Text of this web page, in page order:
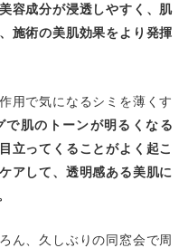
容成分が浸透しやすく、肌
施術の美肌効果をより発揮
用で気になるシミを薄くす
で肌のトーンが明るくなる
立ってくることがよく起こ
アして、透明感ある美肌に
ん、久しぶりの同窓会で周